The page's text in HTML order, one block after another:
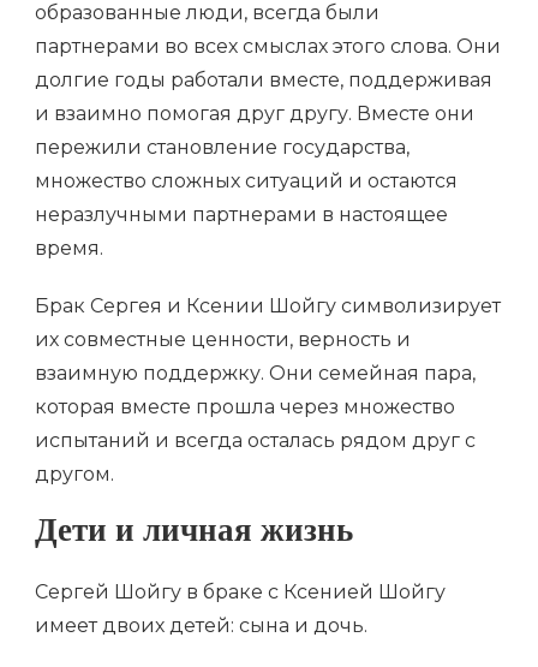
образованные люди, всегда были
партнерами во всех смыслах этого слова. Они
долгие годы работали вместе, поддерживая
и взаимно помогая друг другу. Вместе они
пережили становление государства,
множество сложных ситуаций и остаются
неразлучными партнерами в настоящее
время.
Брак Сергея и Ксении Шойгу символизирует
их совместные ценности, верность и
взаимную поддержку. Они семейная пара,
которая вместе прошла через множество
испытаний и всегда осталась рядом друг с
другом.
Дети и личная жизнь
Сергей Шойгу в браке с Ксенией Шойгу
имеет двоих детей: сына и дочь.